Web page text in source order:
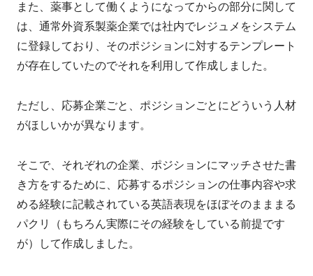
また、薬事として働くようになってからの部分に関して
は、通常外資系製薬企業では社内でレジュメをシステム
に登録しており、そのポジションに対するテンプレート
が存在していたのでそれを利用して作成しました。
ただし、応募企業ごと、ポジションごとにどういう人材
がほしいかが異なります。
そこで、それぞれの企業、ポジションにマッチさせた書
き方をするために、応募するポジションの仕事内容や求
める経験に記載されている英語表現をほぼそのまままる
パクリ（もちろん実際にその経験をしている前提です
が）して作成しました。